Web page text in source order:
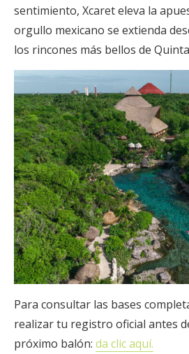
sentimiento, Xcaret eleva la
orgullo mexicano se extienda
los rincones más bellos de
Para consultar las bases
realizar tu registro oficial antes
próximo balón: da clic aquí.